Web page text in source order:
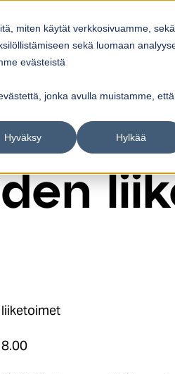
miten käytät verkkosivuamme, sekä
sekä luomaan
evästeistä
jonka avulla muistamme, että
Hyväksy Hylkää
forRatkaisut
Ajankohtaista